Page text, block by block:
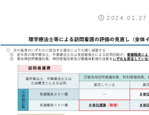
2024.01.27